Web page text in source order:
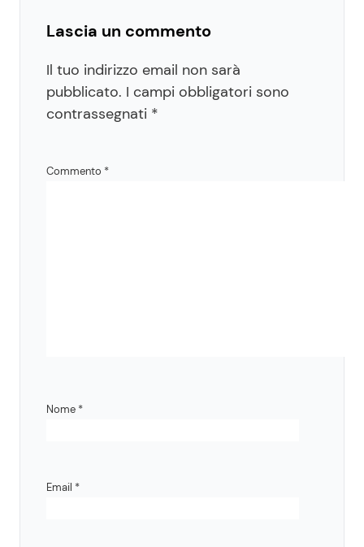
Lascia un commento
Il tuo indirizzo email non sarà
pubblicato. I campi obbligatori sono
contrassegnati *
Commento *
Nome *
Email *